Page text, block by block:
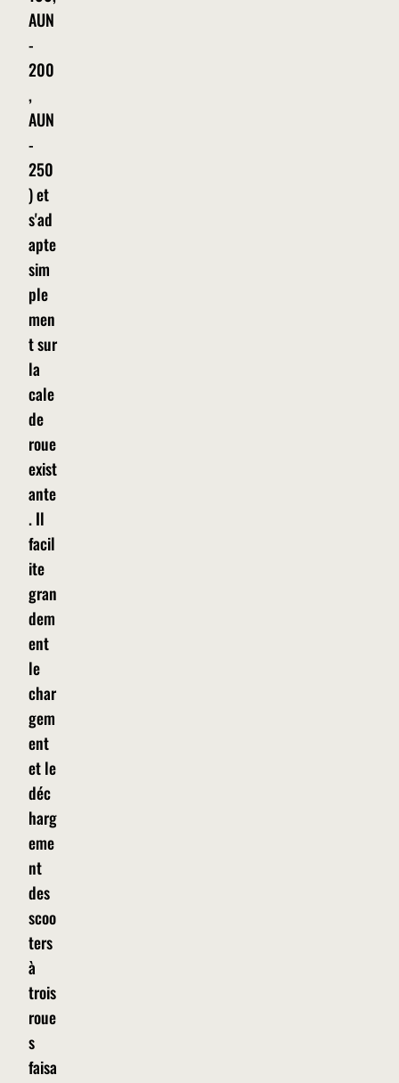
AUN
-
200
,
AUN
-
250
) et
s'ad
apte
sim
ple
men
t sur
la
cale
de
roue
exist
ante
. Il
facil
ite
gran
dem
ent
le
char
gem
ent
et le
déc
harg
eme
nt
des
scoo
ters
à
trois
roue
s
faisa